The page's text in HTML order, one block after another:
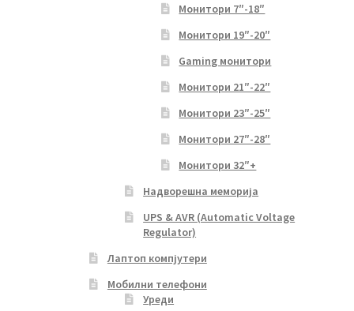
Монитори 7″-18″
Монитори 19″-20″
Gaming монитори
Монитори 21″-22″
Монитори 23″-25″
Монитори 27″-28″
Монитори 32″+
Надворешна меморија
UPS & AVR (Automatic Voltage
Regulator)
Лаптоп компјутери
Мобилни телефони
Уреди